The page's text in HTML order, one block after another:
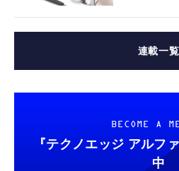
連載一覧
BECOME A
『テクノエッジ アルファ
中